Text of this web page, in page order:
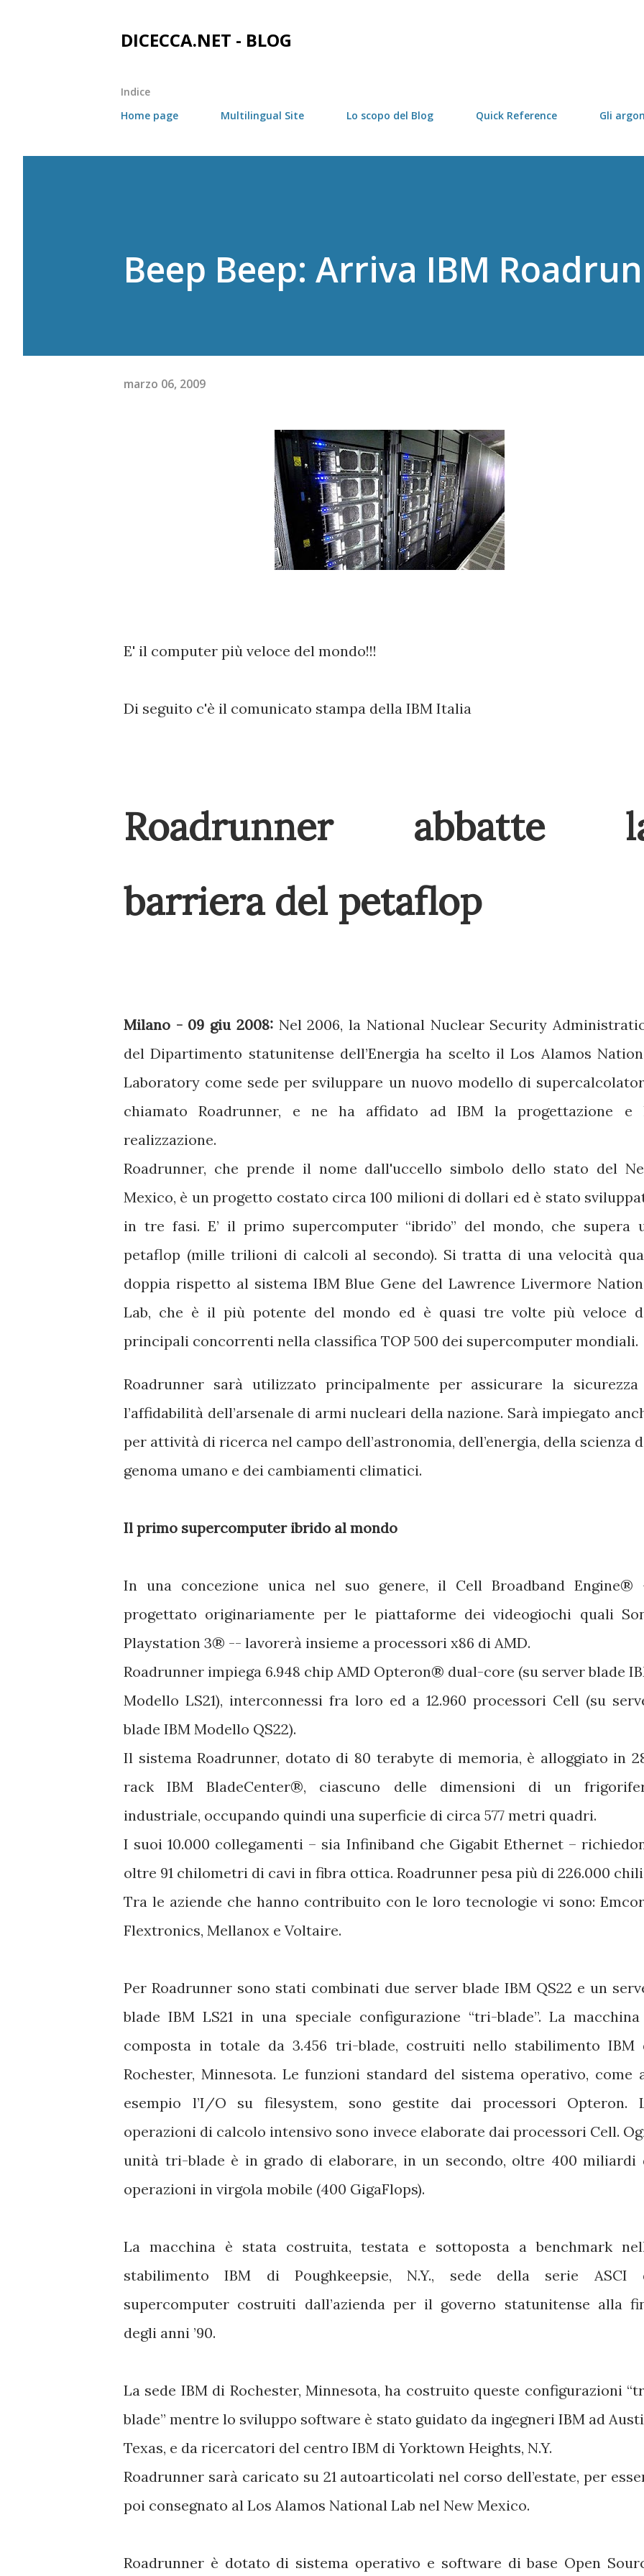
DICECCA.NET - BLOG
Indice
Home page
Multilingual Site Lo scopo del Blog Quick Reference Gli
Beep Beep: Arriva IBM
marzo 06, 2009
E' il computer più veloce del mondo!!!
Di seguito c'è il comunicato stampa della IBM Italia
Roadrunner abbatte
barriera del petaflop
Milano - 09 giu 2008: Nel 2006, la National Nuclear Security
del Dipartimento statunitense dell’Energia ha scelto il Los Alamos
Laboratory come sede per sviluppare un nuovo modello di
chiamato Roadrunner, e ne ha affidato ad IBM la progettazione e
realizzazione.
Roadrunner, che prende il nome dall'uccello simbolo dello stato del
Mexico, è un progetto costato circa 100 milioni di dollari ed è stato
in tre fasi. E’ il primo supercomputer “ibrido” del mondo, che supera
petaflop (mille trilioni di calcoli al secondo). Si tratta di una velocità
doppia rispetto al sistema IBM Blue Gene del Lawrence Livermore
Lab, che è il più potente del mondo ed è quasi tre volte più veloce
principali concorrenti nella classifica TOP 500 dei supercomputer mondiali.
Roadrunner sarà utilizzato principalmente per assicurare la
l’affidabilità dell’arsenale di armi nucleari della nazione. Sarà impiegato
per attività di ricerca nel campo dell’astronomia, dell’energia, della scienza
genoma umano e dei cambiamenti climatici.
Il primo supercomputer ibrido al mondo
In una concezione unica nel suo genere, il Cell Broadband Engine®
progettato originariamente per le piattaforme dei videogiochi quali
Playstation 3® -- lavorerà insieme a processori x86 di AMD.
Roadrunner impiega 6.948 chip AMD Opteron® dual-core (su server blade
Modello LS21), interconnessi fra loro ed a 12.960 processori Cell (su
blade IBM Modello QS22).
Il sistema Roadrunner, dotato di 80 terabyte di memoria, è alloggiato in
rack IBM BladeCenter®, ciascuno delle dimensioni di un
industriale, occupando quindi una superficie di circa 577 metri quadri.
I suoi 10.000 collegamenti – sia Infiniband che Gigabit Ethernet –
oltre 91 chilometri di cavi in fibra ottica. Roadrunner pesa più di 226.000
Tra le aziende che hanno contribuito con le loro tecnologie vi sono:
Flextronics, Mellanox e Voltaire.
Per Roadrunner sono stati combinati due server blade IBM QS22 e un
blade IBM LS21 in una speciale configurazione “tri-blade”. La
composta in totale da 3.456 tri-blade, costruiti nello stabilimento IBM
Rochester, Minnesota. Le funzioni standard del sistema operativo, come
esempio l’I/O su filesystem, sono gestite dai processori Opteron.
operazioni di calcolo intensivo sono invece elaborate dai processori Cell.
unità tri-blade è in grado di elaborare, in un secondo, oltre 400 miliardi
operazioni in virgola mobile (400 GigaFlops).
La macchina è stata costruita, testata e sottoposta a benchmark
stabilimento IBM di Poughkeepsie, N.Y., sede della serie ASCI
supercomputer costruiti dall’azienda per il governo statunitense alla
degli anni ’90.
La sede IBM di Rochester, Minnesota, ha costruito queste configurazioni
blade” mentre lo sviluppo software è stato guidato da ingegneri IBM ad
Texas, e da ricercatori del centro IBM di Yorktown Heights, N.Y.
Roadrunner sarà caricato su 21 autoarticolati nel corso dell’estate, per
poi consegnato al Los Alamos National Lab nel New Mexico.
Roadrunner è dotato di sistema operativo e software di base Open